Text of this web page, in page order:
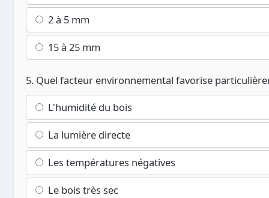
2 à 5 mm
15 à 25 mm
5. Quel facteur environnemental favorise
L'humidité du bois
La lumière directe
Les températures négatives
Le bois très sec